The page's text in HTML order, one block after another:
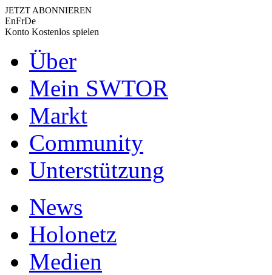
JETZT ABONNIEREN
EnFrDe
Konto Kostenlos spielen
Über
Mein SWTOR
Markt
Community
Unterstützung
News
Holonetz
Medien